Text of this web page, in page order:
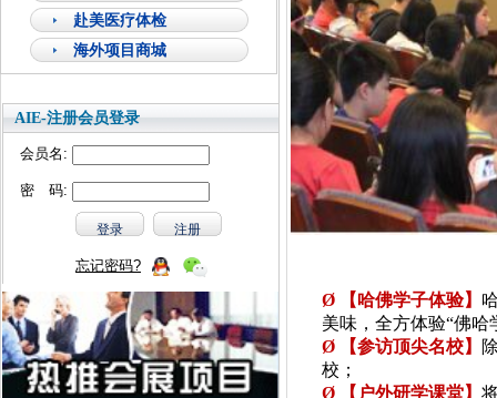
赴美医疗体检
海外项目商城
AIE-注册会员登录
会员名:
密 码:
忘记密码?
Ø 【哈佛学子体验】
美味，全方体验“佛哈
Ø
【参访顶尖名校】
校；
Ø
【户外研学课堂】